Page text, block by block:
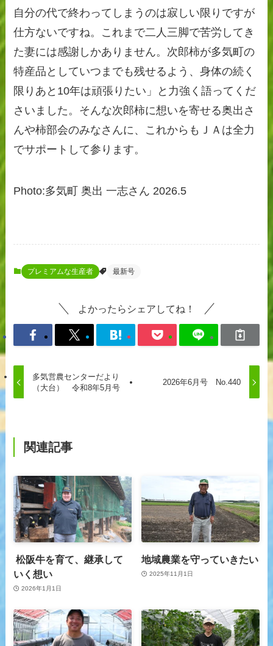
自分の代で終わってしまうのは寂しい限りですが
仕方ないですね。これまで二人三脚で苦労してき
た妻には感謝しかありません。次郎柿が多気町の
特産品としていつまでも残せるよう、身体の続く
限りあと10年は頑張りたい」と力強く語ってくだ
さいました。そんな次郎柿に想いを寄せる奥出さ
んや柿部会のみなさんに、これからもＪＡは全力
でサポートして参ります。
Photo:多気町 奥出 一志さん 2026.5
プレミアムな生産者 最新号
よかったらシェアしてね！
多気営農センターだより
（大台） 令和8年5月号
2026年6月号 No.440
関連記事
松阪牛を育て、継承して
いく想い
2026年1月1日
地域農業を守っていきたい
2025年11月1日